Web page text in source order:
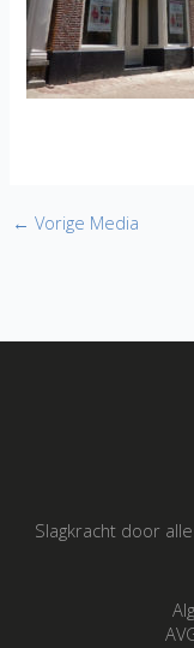
← Vorige Media
Slagkracht door